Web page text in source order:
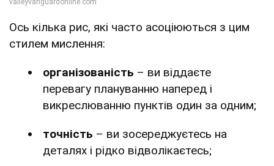
Ось кілька рис, які часто асоціюються з цим
стилем мислення:
організованість – ви віддаєте
перевагу плануванню наперед і
викреслюванню пунктів один за одним;
точність – ви зосереджуєтесь на
деталях і рідко відволікаєтесь;